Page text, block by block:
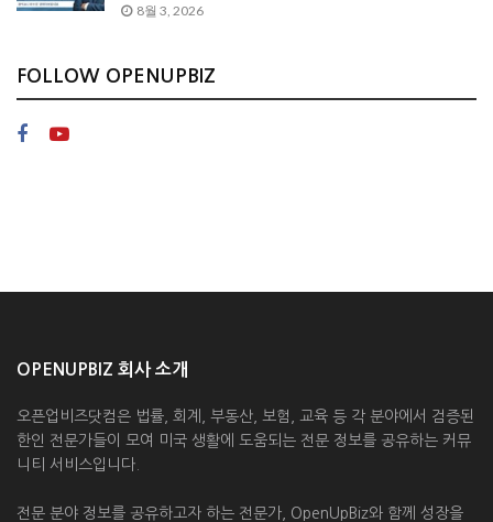
8월 3, 2026
FOLLOW OPENUPBIZ
OPENUPBIZ 회사 소개
오픈업비즈닷컴은 법률, 회계, 부동산, 보험, 교육 등 각 분야에서 검증된
한인 전문가들이 모여 미국 생활에 도움되는 전문 정보를 공유하는 커뮤
니티 서비스입니다.
전문 분야 정보를 공유하고자 하는 전문가, OpenUpBiz와 함께 성장을